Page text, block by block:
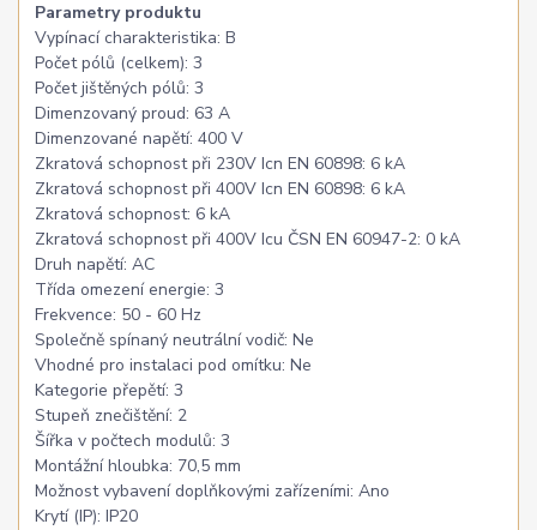
Parametry produktu
Vypínací charakteristika: B
Počet pólů (celkem): 3
Počet jištěných pólů: 3
Dimenzovaný proud: 63 A
Dimenzované napětí: 400 V
Zkratová schopnost při 230V Icn EN 60898: 6 kA
Zkratová schopnost při 400V Icn EN 60898: 6 kA
Zkratová schopnost: 6 kA
Zkratová schopnost při 400V Icu ČSN EN 60947-2: 0 kA
Druh napětí: AC
Třída omezení energie: 3
Frekvence: 50 - 60 Hz
Společně spínaný neutrální vodič: Ne
Vhodné pro instalaci pod omítku: Ne
Kategorie přepětí: 3
Stupeň znečištění: 2
Šířka v počtech modulů: 3
Montážní hloubka: 70,5 mm
Možnost vybavení doplňkovými zařízeními: Ano
Krytí (IP): IP20